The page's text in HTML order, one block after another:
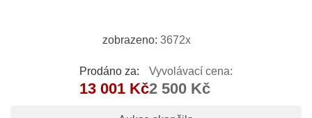
zobrazeno: 3672x
Prodáno za:
13 001 Kč
Vyvolávací cena:
2 500 Kč